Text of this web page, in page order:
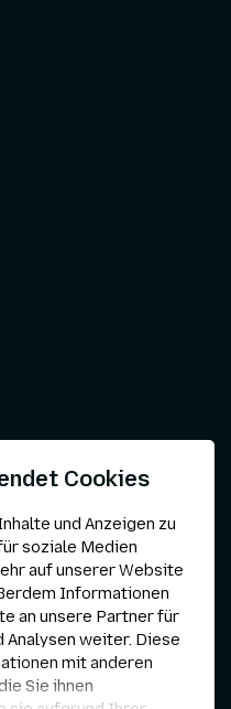
Cookies
und Anzeigen zu
soziale Medien
auf unserer Website
Informationen
an unsere Partner für
Analysen weiter. Diese
mit anderen
Sie ihnen